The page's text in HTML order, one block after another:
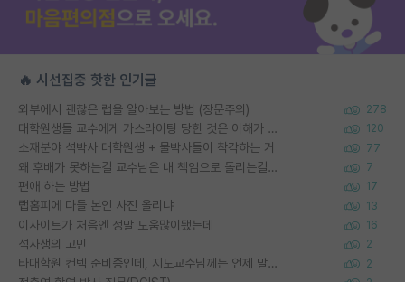
🔥 시선집중 핫한 인기글
외부에서 괜찮은 랩을 알아보는 방법 (장문주의) 278
대학원생들 교수에게 가스라이팅 당한 것은 이해가 갑니다. 안타깝네요. 120
소재분야 석박사 대학원생 + 물박사들이 착각하는 거 77
왜 후배가 못하는걸 교수님은 내 책임으로 돌리는걸까요? 7
편애 하는 방법 17
랩홈피에 다들 본인 사진 올리냐 13
이사이트가 처음엔 정말 도움많이됐는데 16
석사생의 고민 2
타대학원 컨텍 준비중인데, 지도교수님께는 언제 말씀드려야 할까요? 2